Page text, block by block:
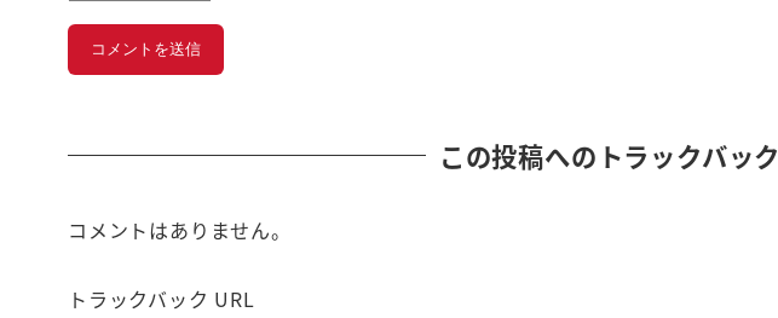
この投稿へのトラックバック
コメントはありません。
トラックバック URL